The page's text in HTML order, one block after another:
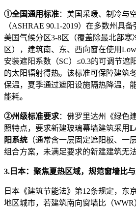
①全国通用标准：美国采暖、制冷与
（ASHRAE 90.1-2019）在多数州具
美国气候分区3-8区（覆盖除最北部寒
区），建筑南、东、西向窗在使用
安装遮阳系数（SC）≤0.3的可调节遮
的太阳辐射得热。该标准可保障建筑
保温，夏季通过遮阳设施隔热降温，
能耗。
②州级标准要求：佛罗里达州《绿色
照特点，要求新建玻璃幕墙建筑采用
阳系统 （通常含一层固定遮阳板、一
组合方案，未满足要求的新建建筑无
3.日本：聚焦夏热区域，规范窗墙比
日本《建筑节能法》第12条规定，东
地区城市，若建筑南向窗墙比（WWR